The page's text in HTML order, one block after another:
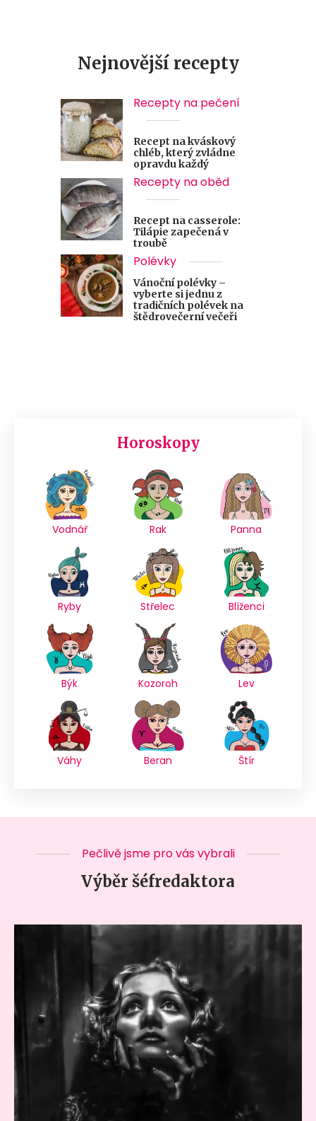
Nejnovější recepty
Recepty na pečení
Recept na kváskový
chléb, který zvládne
opravdu každý
Recepty na oběd
Recept na casserole:
Tilápie zapečená v
troubě
Polévky
Vánoční polévky –
vyberte si jednu z
tradičních polévek na
štědrovečerní večeři
Horoskopy
Vodnář Rak Panna
Ryby Střelec Blíženci
Býk Kozoroh Lev
Váhy Beran Štír
Pečlivě jsme pro vás vybrali
Výběr šéfredaktora